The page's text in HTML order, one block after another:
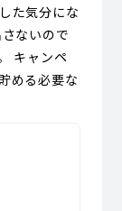
た気分にな
ないので
キャンペ
める必要な